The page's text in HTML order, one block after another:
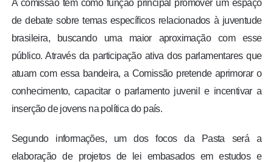
A comissão tem como função principal promover um espaço
de debate sobre temas específicos relacionados à juventude
brasileira, buscando uma maior aproximação com esse
público. Através da participação ativa dos parlamentares que
atuam com essa bandeira, a Comissão pretende aprimorar o
conhecimento, capacitar o parlamento juvenil e incentivar a
inserção de jovens na política do país.
Segundo informações, um dos focos da Pasta será a
elaboração de projetos de lei embasados em estudos e